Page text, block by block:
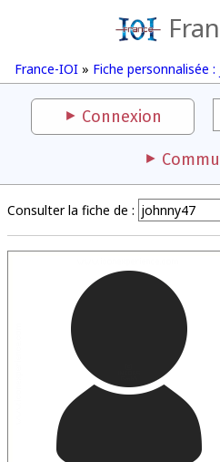
France-IOI » Fiche personnalisée
Connexion
Consulter la fiche de :